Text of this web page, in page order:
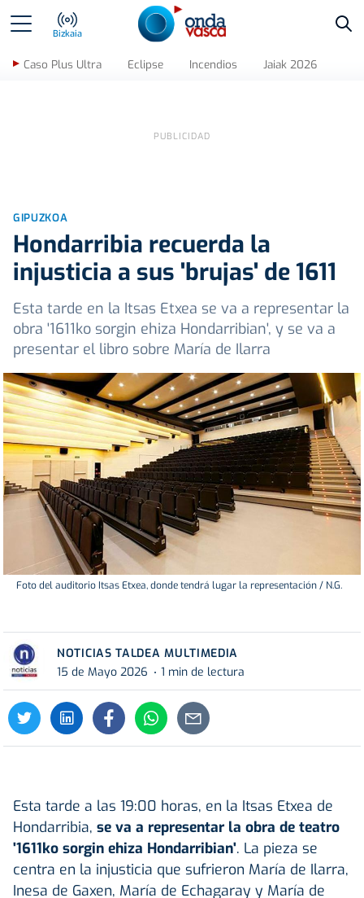
Bizkaia
Caso Plus Ultra Eclipse Incendios Jaiak 2026
GIPUZKOA
Hondarribia recuerda la
injusticia a sus 'brujas' de 1611
Esta tarde en la Itsas Etxea se va a representar la
obra '1611ko sorgin ehiza Hondarribian', y se va a
presentar el libro sobre María de Ilarra
Foto del auditorio Itsas Etxea, donde tendrá lugar la representación / N.G.
NOTICIAS TALDEA MULTIMEDIA
15 de Mayo 2026
1 min de lectura
Esta tarde a las 19:00 horas, en la Itsas Etxea de
Hondarribia, se va a representar la obra de teatro
'1611ko sorgin ehiza Hondarribian'. La pieza se
centra en la injusticia que sufrieron María de Ilarra,
Inesa de Gaxen, María de Echagaray y María de